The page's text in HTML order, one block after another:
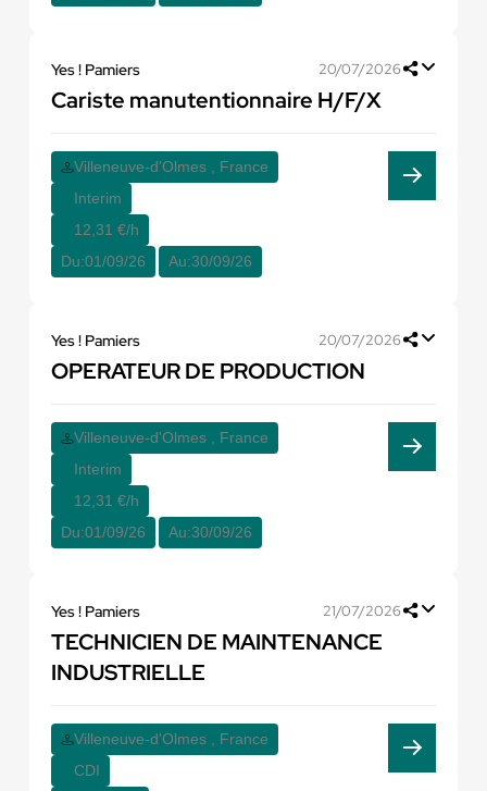
Yes ! Pamiers 20/07/2026
Cariste manutentionnaire H/F/X
Villeneuve-d'Olmes , France
Interim
12,31 €/h
Du:01/09/26 Au:30/09/26
Yes ! Pamiers 20/07/2026
OPERATEUR DE PRODUCTION
Villeneuve-d'Olmes , France
Interim
12,31 €/h
Du:01/09/26 Au:30/09/26
Yes ! Pamiers 21/07/2026
TECHNICIEN DE MAINTENANCE
INDUSTRIELLE
Villeneuve-d'Olmes , France
CDI